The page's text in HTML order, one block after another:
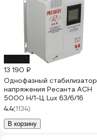
13 190 ₽
Однофазный стабилизатор
напряжения Ресанта АСН
5000 Н/1-Ц Lux 63/6/16
4.4(1134)
В корзину